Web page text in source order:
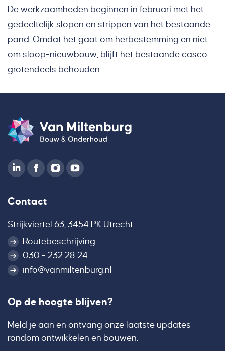
De werkzaamheden beginnen in februari met het
gedeeltelijk slopen en strippen van het bestaande
pand. Omdat het gaat om herbestemming en niet
om sloop-nieuwbouw, blijft het bestaande casco
grotendeels behouden.
Contact
Strijkviertel 63, 3454 PK Utrecht
Routebeschrijving
030 - 232 28 24
info@vanmiltenburg.nl
Op de hoogte blijven?
Meld je aan en ontvang onze laatste updates
rondom ontwikkelen en bouwen.